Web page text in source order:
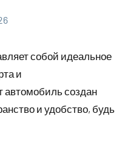
собой идеальное
и
автомобиль создан
и удобство, будь